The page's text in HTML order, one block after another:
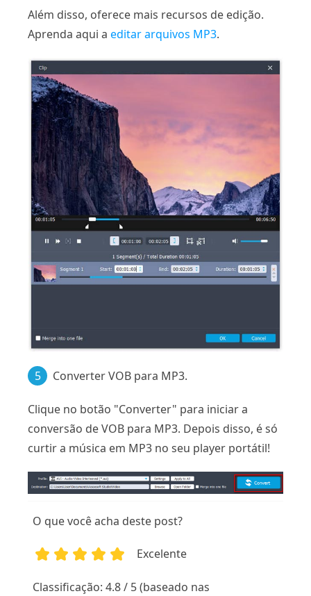
Além disso, oferece mais recursos de edição.
Aprenda aqui a editar arquivos MP3.
5 Converter VOB para MP3.
Clique no botão "Converter" para iniciar a
conversão de VOB para MP3. Depois disso, é só
curtir a música em MP3 no seu player portátil!
O que você acha deste post?
Excelente
Classificação: 4.8 / 5 (baseado nas